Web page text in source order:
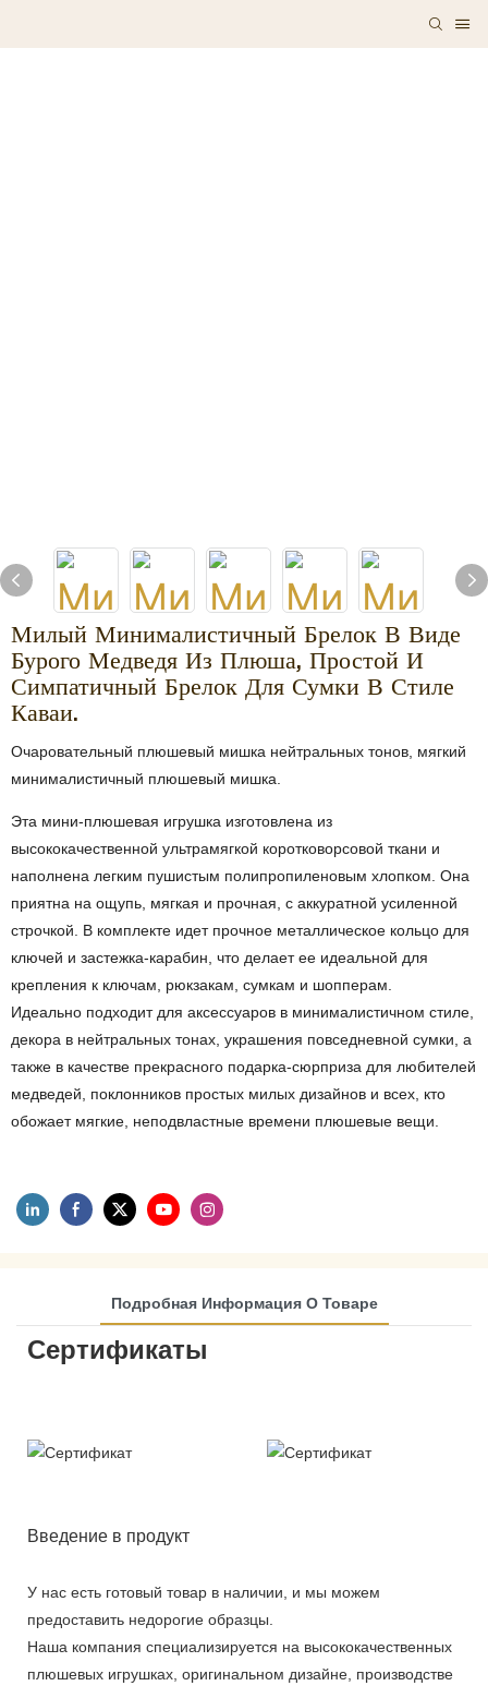
Милый Минималистичный Брелок В Виде
Бурого Медведя Из Плюша, Простой И
Симпатичный Брелок Для Сумки В Стиле
Каваи.
Очаровательный плюшевый мишка нейтральных тонов, мягкий
минималистичный плюшевый мишка.
Эта мини-плюшевая игрушка изготовлена ​​из
высококачественной ультрамягкой коротковорсовой ткани и
наполнена легким пушистым полипропиленовым хлопком. Она
приятна на ощупь, мягкая и прочная, с аккуратной усиленной
строчкой. В комплекте идет прочное металлическое кольцо для
ключей и застежка-карабин, что делает ее идеальной для
крепления к ключам, рюкзакам, сумкам и шопперам.
Идеально подходит для аксессуаров в минималистичном стиле,
декора в нейтральных тонах, украшения повседневной сумки, а
также в качестве прекрасного подарка-сюрприза для любителей
медведей, поклонников простых милых дизайнов и всех, кто
обожает мягкие, неподвластные времени плюшевые вещи.
Подробная Информация О Товаре
Сертификаты
Введение в продукт
У нас есть готовый товар в наличии, и мы можем
предоставить недорогие образцы.
Наша компания специализируется на высококачественных
плюшевых игрушках, оригинальном дизайне, производстве